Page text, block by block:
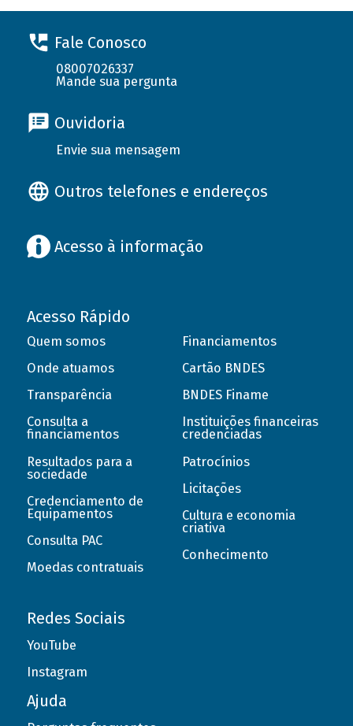
Fale Conosco
08007026337
Mande sua pergunta
Ouvidoria
Envie sua mensagem
Outros telefones e endereços
Acesso à informação
Acesso Rápido
Quem somos
Onde atuamos
Transparência
Consulta a
financiamentos
Resultados para a
sociedade
Credenciamento de
Equipamentos
Consulta PAC
Moedas contratuais
Financiamentos
Cartão BNDES
BNDES Finame
Instituições financeiras
credenciadas
Patrocínios
Licitações
Cultura e economia
criativa
Conhecimento
Redes Sociais
YouTube
Instagram
Ajuda